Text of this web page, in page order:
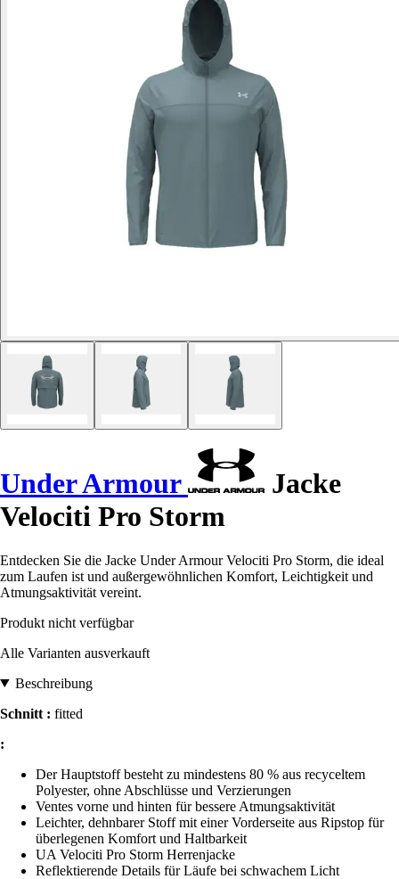
Under Armour
Jacke
Velociti Pro Storm
Entdecken Sie die Jacke Under Armour Velociti Pro Storm, die ideal
zum Laufen ist und außergewöhnlichen Komfort, Leichtigkeit und
Atmungsaktivität vereint.
Produkt nicht verfügbar
Alle Varianten ausverkauft
Beschreibung
Schnitt : fitted
:
Der Hauptstoff besteht zu mindestens 80 % aus recyceltem
Polyester, ohne Abschlüsse und Verzierungen
Ventes vorne und hinten für bessere Atmungsaktivität
Leichter, dehnbarer Stoff mit einer Vorderseite aus Ripstop für
überlegenen Komfort und Haltbarkeit
UA Velociti Pro Storm Herrenjacke
Reflektierende Details für Läufe bei schwachem Licht